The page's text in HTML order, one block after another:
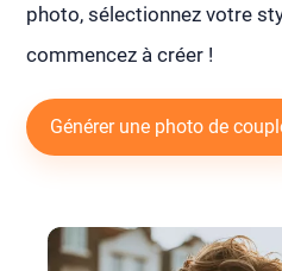
photo, sélectionnez votre
commencez à créer !
Générer une photo de